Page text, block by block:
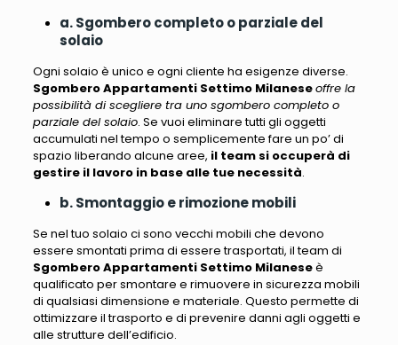
a. Sgombero completo o parziale del
solaio
Ogni solaio è unico e ogni cliente ha esigenze diverse.
Sgombero Appartamenti Settimo Milaneseoffre la
possibilità di scegliere tra uno sgombero completo o
parziale del solaio. Se vuoi eliminare tutti gli oggetti
accumulati nel tempo o semplicemente fare un po’ di
spazio liberando alcune aree, il team si occuperà di
gestire il lavoro in base alle tue necessità.
b. Smontaggio e rimozione mobili
Se nel tuo solaio ci sono vecchi mobili che devono
essere smontati prima di essere trasportati, il team di
Sgombero Appartamenti Settimo Milaneseè
qualificato per smontare e rimuovere in sicurezza mobili
di qualsiasi dimensione e materiale. Questo permette di
ottimizzare il trasporto e di prevenire danni agli oggetti e
alle strutture dell’edificio.